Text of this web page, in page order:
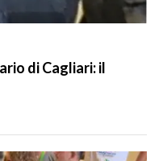
di Cagliari: il